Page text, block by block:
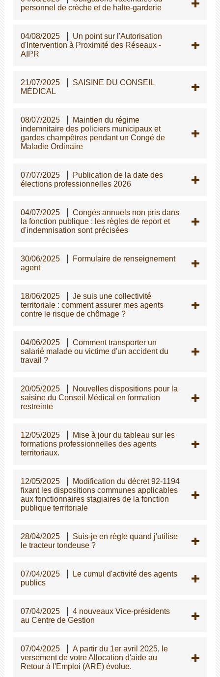
personnel de crèche et de halte-garderie
04/08/2025
Un point sur l'Autorisation
d'Intervention à Proximité des Réseaux -
AIPR
21/07/2025
SAISINE DU CONSEIL
MÉDICAL
08/07/2025
Maintien du régime
indemnitaire des policiers municipaux et
gardes champêtres pendant un Congé de
Maladie Ordinaire
07/07/2025
Publication de la date des
élections professionnelles 2026
04/07/2025
Congés annuels non pris dans
la fonction publique : les règles de report et
d'indemnisation sont précisées
30/06/2025
Formulaire de renseignement
agent
18/06/2025
Je suis une collectivité
territoriale : comment assurer mes agents
contre le risque de chômage ?
04/06/2025
Comment transporter un
salarié malade ou victime d'un accident du
travail ?
20/05/2025
Nouvelles dispositions pour la
saisine du Conseil Médical en formation
restreinte
12/05/2025
Mise à jour du tableau sur les
formations professionnelles des agents
territoriaux.
12/05/2025
Modification du décret 92-1194
fixant les dispositions communes applicables
aux fonctionnaires stagiaires de la fonction
publique territoriale
28/04/2025
Suis-je en règle quand j'utilise
le tracteur tondeuse ?
07/04/2025
Le cumul d'activité des agents
publics
07/04/2025
4 nouveaux Vice-présidents
au Centre de Gestion
07/04/2025
A partir du 1er avril 2025, le
versement de votre Allocation d'aide au
Retour à l'Emploi (ARE) évolue.